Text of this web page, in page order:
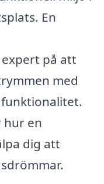
En
på att
med
hur en
dig att